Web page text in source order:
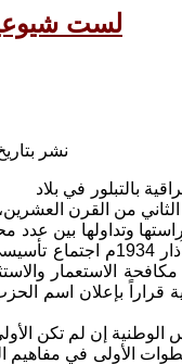
لست
نشر بتاريخ الثلاثاء,
بالتبلور في بلاد
من القرن العشرين،
وتداولها بين
اكتشاف أمرهم، وبعيدا عن الإيغال في
الاستعمار
قراراً بإعلان اسم
إن لم تكن
الأولى في مفاهيم